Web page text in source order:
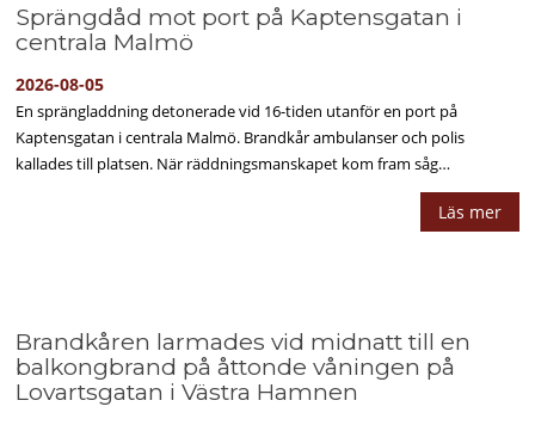
Sprängdåd mot port på Kaptensgatan i
centrala Malmö
2026-08-05
En sprängladdning detonerade vid 16-tiden utanför en port på
Kaptensgatan i centrala Malmö. Brandkår ambulanser och polis
kallades till platsen. När räddningsmanskapet kom fram såg…
Läs mer
Brandkåren larmades vid midnatt till en
balkongbrand på åttonde våningen på
Lovartsgatan i Västra Hamnen